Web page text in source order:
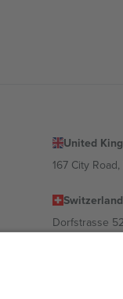
United
167 City
Switzerland
Dorfstrasse